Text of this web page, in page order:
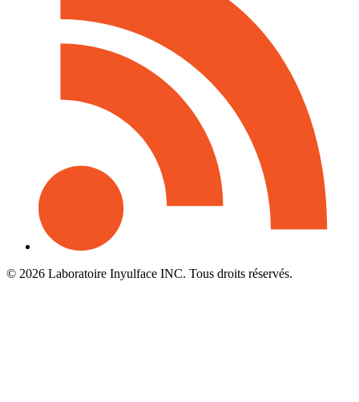
© 2026 Laboratoire Inyulface INC. Tous droits réservés.